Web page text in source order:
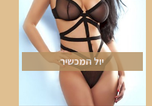
יול המכשיר